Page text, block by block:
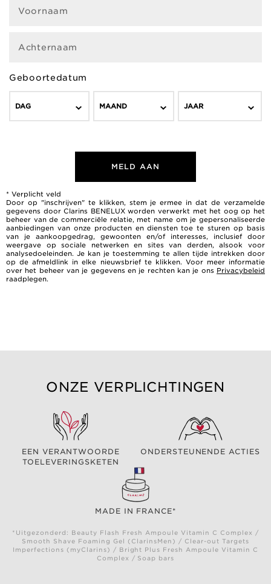
Voornaam
Achternaam
Geboortedatum
DAG MAAND JAAR
MELD AAN
* Verplicht veld
Door op "inschrijven" te klikken, stem je ermee in dat de verzamelde
gegevens door Clarins BENELUX worden verwerkt met het oog op het
beheer van de commerciële relatie, met name om je gepersonaliseerde
aanbiedingen van onze producten en diensten toe te sturen op basis
van je aankoopgedrag, gewoonten en/of interesses, inclusief door
weergave op sociale netwerken en sites van derden, alsook voor
analysedoeleinden. Je kan je toestemming te allen tijde intrekken door
op de afmeldlink in elke nieuwsbrief te klikken. Voor meer informatie
over het beheer van je gegevens en je rechten kan je ons Privacybeleid
raadplegen.
ONZE VERPLICHTINGEN
EEN VERANTWOORDE
TOELEVERINGSKETEN
ONDERSTEUNENDE ACTIES
MADE IN FRANCE*
*Uitgezonderd: Beauty Flash Fresh Ampoule Vitamin C Complex /
Smooth Shave Foaming Gel (ClarinsMen) / Clear-out Targets
Imperfections (myClarins) / Bright Plus Fresh Ampoule Vitamin C
Complex / Soap bars